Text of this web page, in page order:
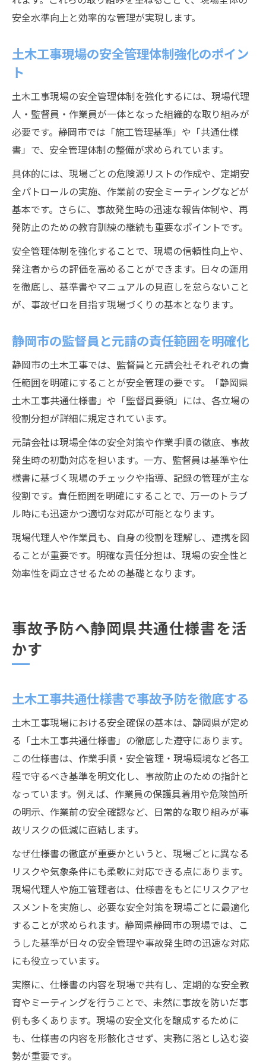
安全水準向上と効率的な管理が実現します。
土木工事現場の安全管理体制強化のポイン
ト
土木工事現場の安全管理体制を強化するには、現場代理
人・監督員・作業員が一体となった組織的な取り組みが
必要です。静岡市では「施工管理基準」や「共通仕様
書」で、安全管理体制の整備が求められています。
具体的には、現場ごとの危険源リストの作成や、定期安
全パトロールの実施、作業前の安全ミーティングなどが
基本です。さらに、事故発生時の迅速な報告体制や、再
発防止のための教育訓練の継続も重要なポイントです。
安全管理体制を強化することで、現場の信頼性向上や、
発注者からの評価を高めることができます。日々の運用
を徹底し、基準書やマニュアルの見直しを怠らないこと
が、事故ゼロを目指す現場づくりの基本となります。
静岡市の監督員と元請の責任範囲を明確化
静岡市の土木工事では、監督員と元請会社それぞれの責
任範囲を明確にすることが安全管理の要です。「静岡県
土木工事共通仕様書」や「監督員要領」には、各立場の
役割分担が詳細に規定されています。
元請会社は現場全体の安全対策や作業手順の徹底、事故
発生時の初動対応を担います。一方、監督員は基準や仕
様書に基づく現場のチェックや指導、記録の管理が主な
役割です。責任範囲を明確にすることで、万一のトラブ
ル時にも迅速かつ適切な対応が可能となります。
現場代理人や作業員も、自身の役割を理解し、連携を図
ることが重要です。明確な責任分担は、現場の安全性と
効率性を両立させるための基礎となります。
事故予防へ静岡県共通仕様書を活
かす
土木工事共通仕様書で事故予防を徹底する
土木工事現場における安全確保の基本は、静岡県が定め
る「土木工事共通仕様書」の徹底した遵守にあります。
この仕様書は、作業手順・安全管理・現場環境など各工
程で守るべき基準を明文化し、事故防止のための指針と
なっています。例えば、作業員の保護具着用や危険箇所
の明示、作業前の安全確認など、日常的な取り組みが事
故リスクの低減に直結します。
なぜ仕様書の徹底が重要かというと、現場ごとに異なる
リスクや気象条件にも柔軟に対応できる点にあります。
現場代理人や施工管理者は、仕様書をもとにリスクアセ
スメントを実施し、必要な安全対策を現場ごとに最適化
することが求められます。静岡県静岡市の現場では、こ
うした基準が日々の安全管理や事故発生時の迅速な対応
にも役立っています。
実際に、仕様書の内容を現場で共有し、定期的な安全教
育やミーティングを行うことで、未然に事故を防いだ事
例も多くあります。現場の安全文化を醸成するために
も、仕様書の内容を形骸化させず、実務に落とし込む姿
勢が重要です。